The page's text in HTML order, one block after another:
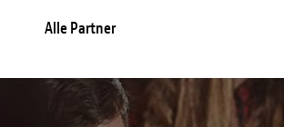
Alle Partner